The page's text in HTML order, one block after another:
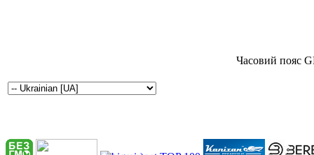
Часовий пояс